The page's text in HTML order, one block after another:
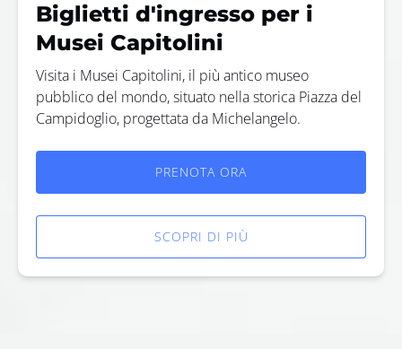
Biglietti d'ingresso per i
Musei Capitolini
Visita i Musei Capitolini, il più antico museo
pubblico del mondo, situato nella storica Piazza del
Campidoglio, progettata da Michelangelo.
PRENOTA ORA
SCOPRI DI PIÙ